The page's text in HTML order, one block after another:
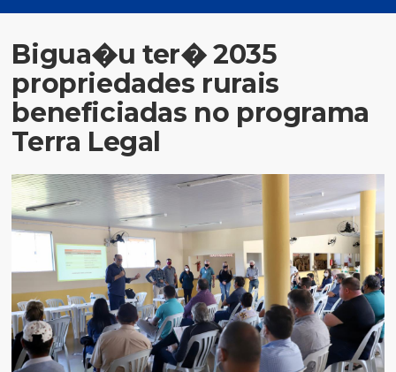
Bigua�u ter� 2035
propriedades rurais
beneficiadas no programa
Terra Legal